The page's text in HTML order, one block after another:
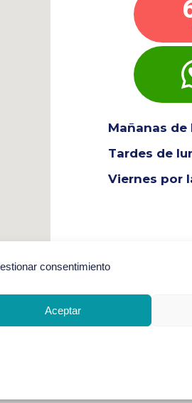
consentimiento
Aceptar
Mañanas de
Tardes de
Viernes por
(UE)Política de Privacidad
Media Next Ltd.